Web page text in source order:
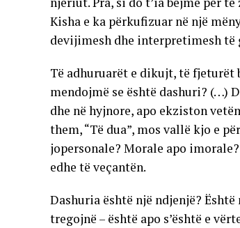
Kisha e ka përkufizuar në një
devijimesh dhe interpretimesh të
Të adhuruarët e dikujt, të fjeturët
mendojmë se është dashuri? (…)
dhe në hyjnore, apo ekziston
them, “Të dua”, mos vallë kjo e
jopersonale? Morale apo
edhe të veçantën.
Dashuria është një ndjenjë?
tregojnë – është apo s’është e